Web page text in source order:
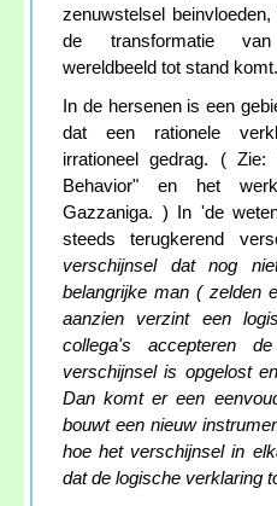
zenuwstelsel
de transformatie
wereldbeeld tot stand komt.
In de hersenen is een
dat een rationele
irrationeel gedrag. ( Zie:
Behavior" en het
Gazzaniga. ) In 'de
steeds terugkerend
verschijnsel dat nog
belangrijke man ( zelden
aanzien verzint een
collega's accepteren
verschijnsel is opgelost
Dan komt er een
bouwt een nieuw
hoe het verschijnsel in
dat de logische verklaring